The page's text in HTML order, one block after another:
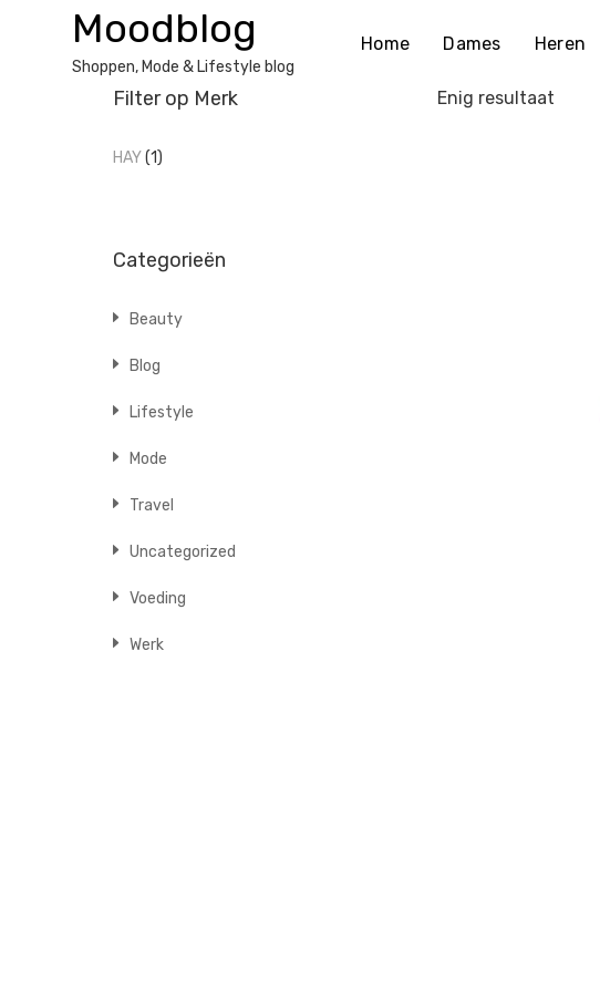
Moodblog
Shoppen, Mode & Lifestyle blog
Home Dames Heren
Enig resultaat
Filter op Merk
HAY(1)
Categorieën
Beauty
Blog
Lifestyle
Mode
Travel
Uncategorized
Voeding
Werk